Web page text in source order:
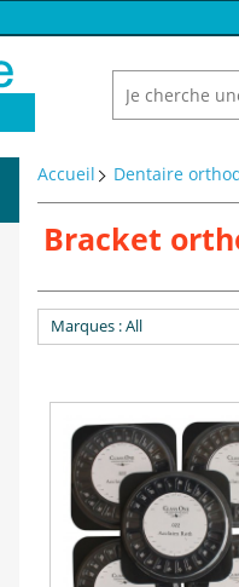
Accueil Dentaire
Bracket
Marques : All